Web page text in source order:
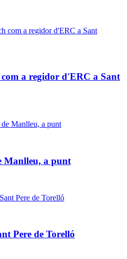
a regidor d'ERC a Sant
Manlleu, a punt
Pere de Torelló